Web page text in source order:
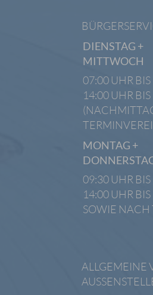
DIENSTAG +
MITTWOCH
07:00 UHR
14:00 UHR
MONTAG +
09:30 UHR
14:00 UHR
SOWIE
ALLGEMEINE